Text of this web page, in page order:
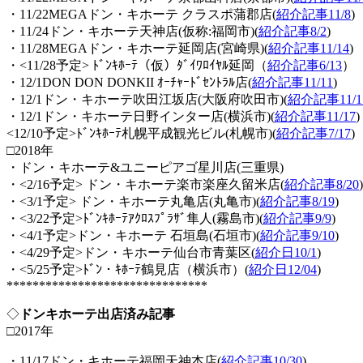
・11/22MEGAドン・キホーテ クラスポ蒲郡店(紹介記事11/8)
・11/24ドン・キホーテ天神店(仮称:福岡市)(紹介記事8/2)
・11/28MEGAドン・キホーテ延岡店(宮崎県)(紹介記事11/14)
・<11/28予定> ﾄﾞﾝｷﾎｰﾃ（仮）ﾀﾞｲﾜﾛｲﾔﾙ延岡（紹介記事6/13）
・12/1DON DON DONKII ｵｰﾁｬｰﾄﾞｾﾝﾄﾗﾙ店(紹介記事11/11)
・12/1ドン・キホーテ吹田江坂店(大阪府吹田市)(紹介記事11/
・12/1ドン・キホーテ日野インター店(横浜市)(紹介記事11/17)
<12/10予定>ﾄﾞﾝｷﾎｰﾃ札幌平成観光ビル(札幌市)(紹介記事7/17)
□2018年
・ドン・キホーテ&ユニーピアゴ星川店(三重県)
・<2/16予定> ドン・キホーテ楽市楽座久留米店(紹介記事8/20)
・<3/1予定> ドン・キホーテ丸亀店(丸亀市)(紹介記事8/19)
・<3/22予定>ﾄﾞﾝｷﾎｰﾃｱｸﾛｽﾌﾟﾗｻﾞ隼人(霧島市)(紹介記事9/9)
・<4/1予定>ドン・キホーテ 石垣島(石垣市)(紹介記事9/10)
・<4/29予定>ドン・キホーテ仙台市青葉区(紹介日10/1)
・<5/25予定>ﾄﾞﾝ・ｷﾎｰﾃ鶴見店（横浜市）(紹介日12/04)
*******************************
◇ ドンキホーテ出店済み記事
□2017年